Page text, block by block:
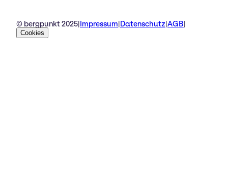
© bergpunkt 2025 Impressum Datenschutz AGB
Cookies